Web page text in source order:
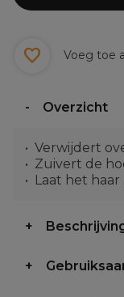
Voeg toe
Overzicht
Verwijdert
Zuivert de
Laat het